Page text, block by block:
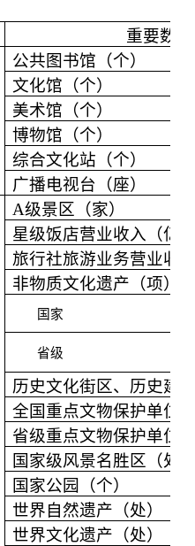
重要数据
公共图书馆（个）
文化馆（个）
美术馆（个）
博物馆（个）
综合文化站（个）
广播电视台（座）
A级景区（家）
星级饭店营业收入（亿
旅行社旅游业务营业收
非物质文化遗产（项）
国家
省级
历史文化街区、历史建
全国重点文物保护单位
省级重点文物保护单位
国家级风景名胜区（处
国家公园（个）
世界自然遗产（处）
世界文化遗产（处）